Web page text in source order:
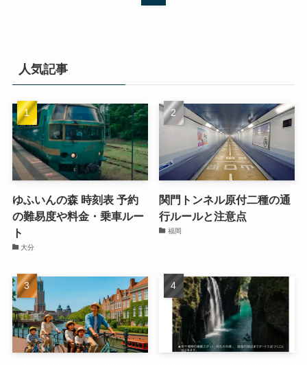
人気記事
ゆふいんの森 時刻表 予約
の難易度や料金・乗車ルー
ト
大分
関門トンネル原付二種の通
行ルールと注意点
福岡